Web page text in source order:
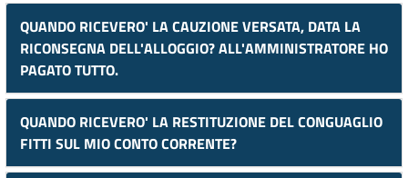
QUANDO RICEVERO' LA CAUZIONE VERSATA, DATA LA
RICONSEGNA DELL'ALLOGGIO? ALL'AMMINISTRATORE HO
PAGATO TUTTO.
QUANDO RICEVERO' LA RESTITUZIONE DEL CONGUAGLIO
FITTI SUL MIO CONTO CORRENTE?